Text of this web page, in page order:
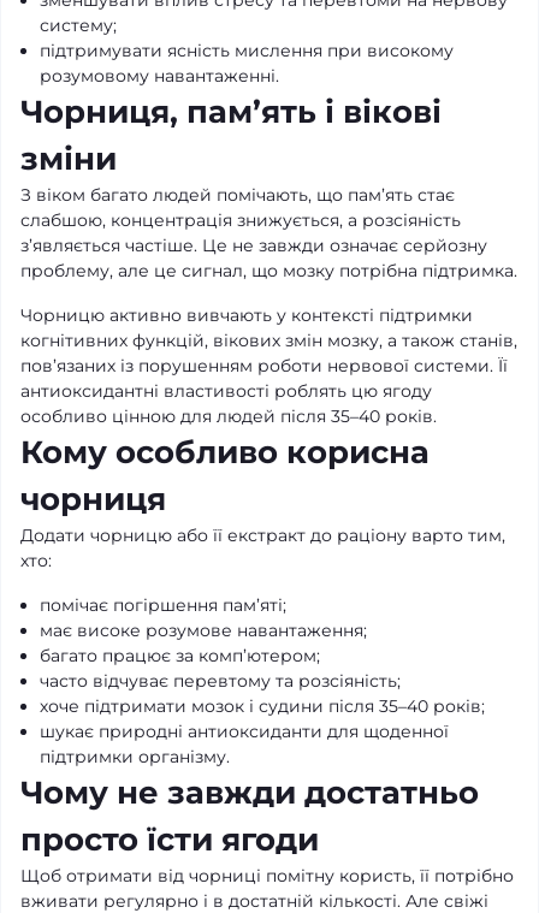
систему;
підтримувати ясність мислення при високому
розумовому навантаженні.
Чорниця, пам’ять і вікові
зміни
З віком багато людей помічають, що пам’ять стає
слабшою, концентрація знижується, а розсіяність
з’являється частіше. Це не завжди означає серйозну
проблему, але це сигнал, що мозку потрібна підтримка.
Чорницю активно вивчають у контексті підтримки
когнітивних функцій, вікових змін мозку, а також станів,
пов’язаних із порушенням роботи нервової системи. Її
антиоксидантні властивості роблять цю ягоду
особливо цінною для людей після 35–40 років.
Кому особливо корисна
чорниця
Додати чорницю або її екстракт до раціону варто тим,
хто:
помічає погіршення пам’яті;
має високе розумове навантаження;
багато працює за комп’ютером;
часто відчуває перевтому та розсіяність;
хоче підтримати мозок і судини після 35–40 років;
шукає природні антиоксиданти для щоденної
підтримки організму.
Чому не завжди достатньо
просто їсти ягоди
Щоб отримати від чорниці помітну користь, її потрібно
вживати регулярно і в достатній кількості. Але свіжі